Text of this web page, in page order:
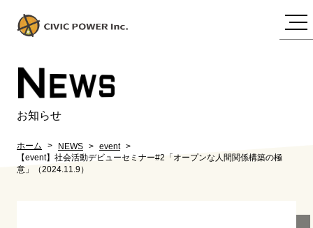
NEWS
お知らせ
ホーム NEWS
event
【event】社会活動デビューセミナー#2「オープンな人間関係構築の極
意」（2024.11.9）